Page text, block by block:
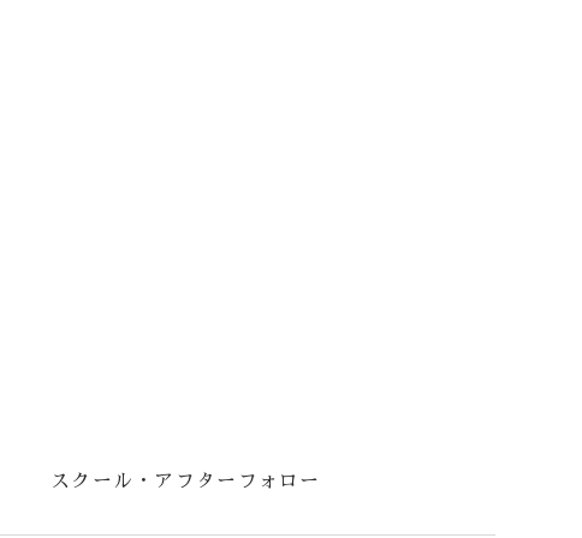
スクール・アフターフォロー